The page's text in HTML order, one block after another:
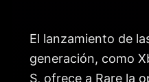
El lanzamiento de
generación, como
S, ofrece a Rare la